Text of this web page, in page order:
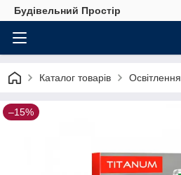
Будівельний Простір
Каталог товарів Освітлення
–15%